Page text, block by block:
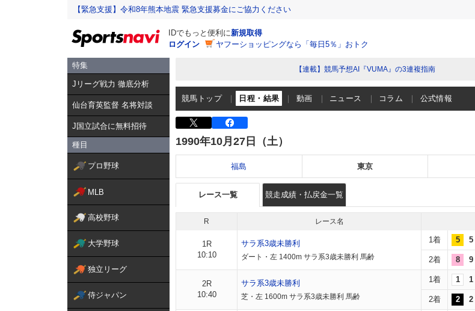
【緊急支援】令和8年熊本地震 緊急支援募金にご協力ください
IDでもっと便利に新規取得
ログイン
ヤフーショッピングなら「毎日5％」おトク
特集
Jリーグ戦力 徹底分析
仙台育英監督 名将対談
J国立試合に無料招待
種目
プロ野球
MLB
高校野球
大学野球
独立リーグ
侍ジャパン
【連載】競馬予想AI『VUMA』の3連複指南
競馬トップ 日程・結果 動画 ニュース コラム 公式情報
1990年10月27日（土）
福島 東京
レース一覧 競走成績・払戻金一覧
R レース名
1R
10:10
サラ系3歳未勝利
ダート・左 1400m サラ系3歳未勝利 馬齢
1着 5 5
2着 8 9
2R
10:40
サラ系3歳未勝利
芝・左 1600m サラ系3歳未勝利 馬齢
1着 1 1
2着 2 2